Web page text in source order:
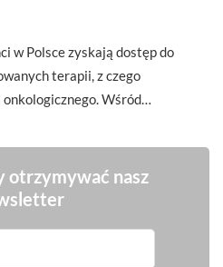
w Polsce zyskają dostęp do
terapii, z czego
Wśród…
otrzymywać nasz